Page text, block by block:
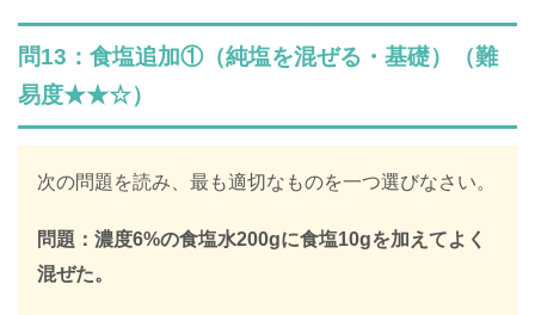
解説はLINE登録で確認できます
LINEで限定キーワードを受け取ると、
312,887人が登録済み
＼ 無料・1分で登録完了！ ／
問13：食塩追加①（純塩を混ぜる・基礎）（難
易度★★☆）
次の問題を読み、最も適切なものを一つ選びなさい。
問題：濃度6%の食塩水200gに食塩10gを加えてよく
混ぜた。